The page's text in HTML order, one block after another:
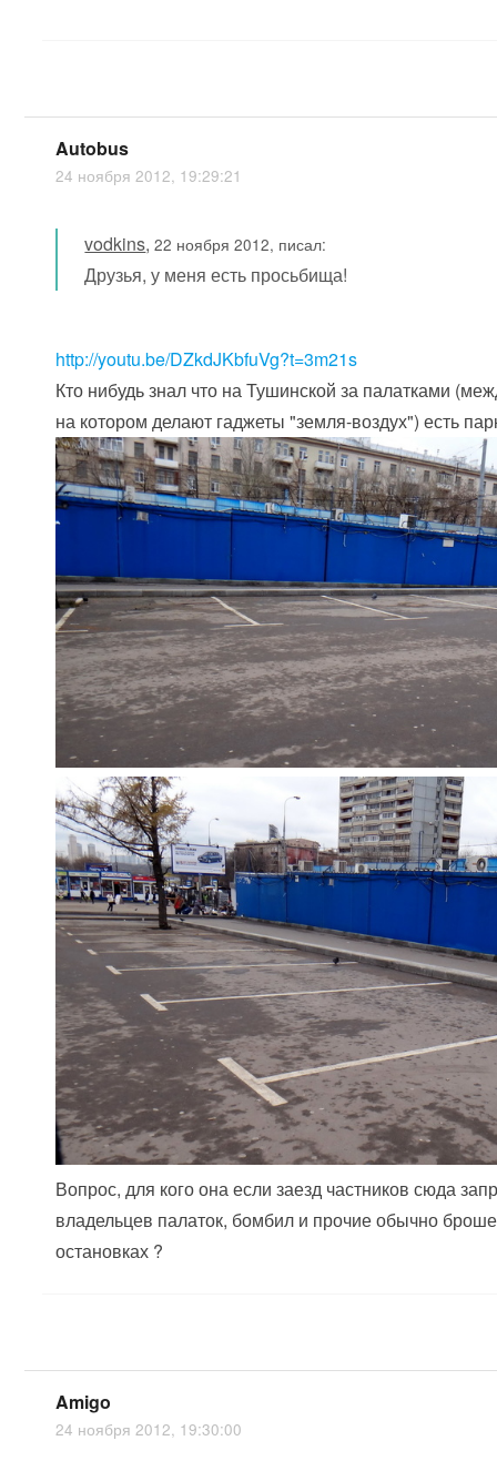
Autobus
24 ноября 2012, 19:29:21
vodkins,22 ноября 2012, писал:
Друзья, у меня есть просьбища!
http://youtu.be/DZkdJKbfuVg?t=3m21s
Кто нибудь знал что на Тушинской за палатками
на котором делают гаджеты "земля-воздух") есть
Вопрос, для кого она если заезд частников сюда
владельцев палаток, бомбил и прочие обычно
остановках ?
Amigo
24 ноября 2012, 19:30:00